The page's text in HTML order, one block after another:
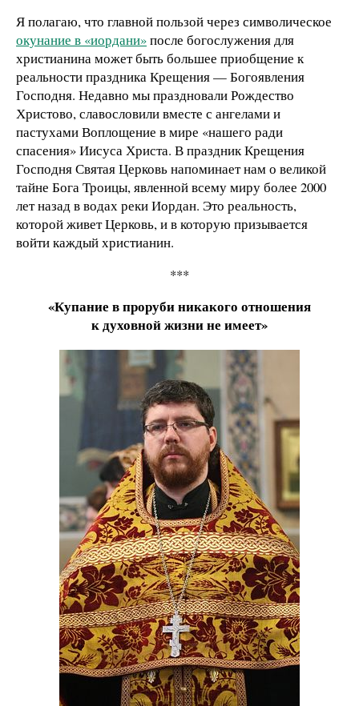
Я полагаю, что главной пользой через символическое
окунание в «иордани»после богослужения для
христианина может быть большее приобщение к
реальности праздника Крещения — Богоявления
Господня. Недавно мы праздновали Рождество
Христово, славословили вместе с ангелами и
пастухами Воплощение в мире «нашего ради
спасения» Иисуса Христа. В праздник Крещения
Господня Святая Церковь напоминает нам о великой
тайне Бога Троицы, явленной всему миру более 2000
лет назад в водах реки Иордан. Это реальность,
которой живет Церковь, и в которую призывается
войти каждый христианин.
***
«Купание в проруби никакого отношения
к духовной жизни не имеет»